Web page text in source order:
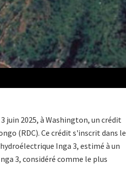
juin 2025, à Washington, un crédit
(RDC). Ce crédit s'inscrit dans le
Inga 3, estimé à un
3, considéré comme le plus